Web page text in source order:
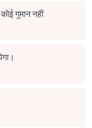
गुमान नहीं